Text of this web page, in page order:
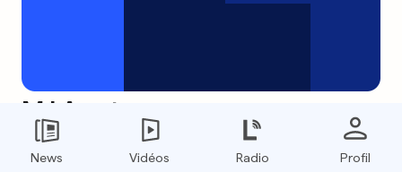
M.I.A est maman
News
Vidéos Radio Profil